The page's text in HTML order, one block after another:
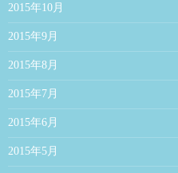
2015年10月
2015年9月
2015年8月
2015年7月
2015年6月
2015年5月